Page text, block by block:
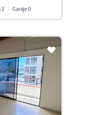
2 Garaje 0